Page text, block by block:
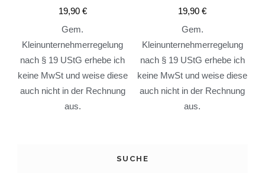
19,90 €
Gem.
Kleinunternehmerregelung
nach § 19 UStG erhebe ich
keine MwSt und weise diese
auch nicht in der Rechnung
aus.
19,90€
Gem.
Kleinunternehmerregelung
nach § 19 UStG erhebe ich
keine MwSt und weise diese
auch nicht in der Rechnung
aus.
SUCHE